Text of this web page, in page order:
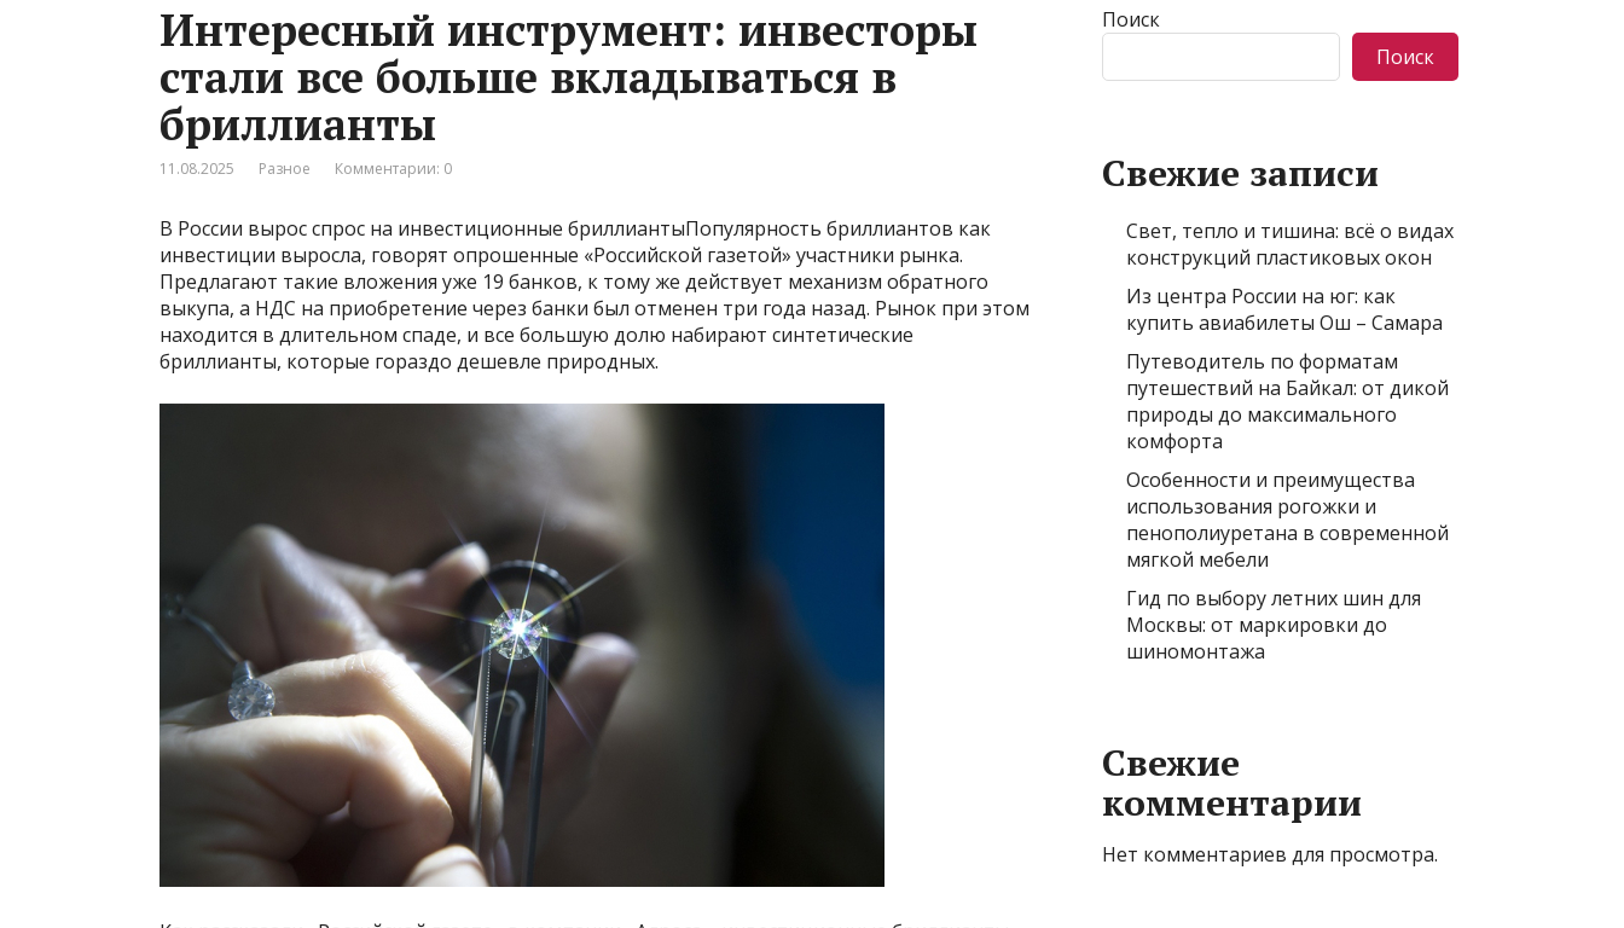
Интересный инструмент: инвесторы
стали все больше вкладываться в
бриллианты
11.08.2025 Разное Комментарии: 0
В России вырос спрос на инвестиционные бриллиантыПопулярность бриллиантов как
инвестиции выросла, говорят опрошенные «Российской газетой» участники рынка.
Предлагают такие вложения уже 19 банков, к тому же действует механизм обратного
выкупа, а НДС на приобретение через банки был отменен три года назад. Рынок при этом
находится в длительном спаде, и все большую долю набирают синтетические
бриллианты, которые гораздо дешевле природных.
Поиск
Поиск
Свежие записи
Свет, тепло и тишина: всё о видах
конструкций пластиковых окон
Из центра России на юг: как
купить авиабилеты Ош – Самара
Путеводитель по форматам
путешествий на Байкал: от дикой
природы до максимального
комфорта
Особенности и преимущества
использования рогожки и
пенополиуретана в современной
мягкой мебели
Гид по выбору летних шин для
Москвы: от маркировки до
шиномонтажа
Свежие
комментарии
Нет комментариев для просмотра.